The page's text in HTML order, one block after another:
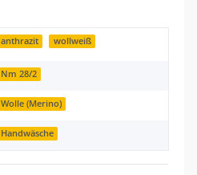
anthrazit wollweiß
Nm 28/2
Wolle (Merino)
Handwäsche